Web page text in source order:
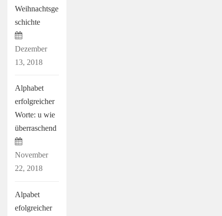
Weihnachtsge
schichte
Dezember
13, 2018
Alphabet
erfolgreicher
Worte: u wie
überraschend
November
22, 2018
Alpabet
efolgreicher